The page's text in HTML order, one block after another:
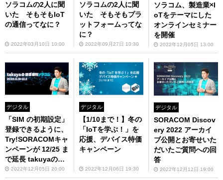
ソラコムの2人に聞
いた そもそもIoT
の通信ってなに？
2022年03月10日 10:00
ソラコムの2人に聞
いた そもそもプラ
ットフォームってな
に？
2022年09月27日 10:30
ソラコム、製造業×I
oTをテーマにした
オンラインセミナー
を開催
2022年12月05日 13:00
デジタル
「SIM の初期設定」
登録できるように、
Try!SORACOMキャ
ンペーンが 12/25 ま
で延長 takuyaのほ
ぼ週刊ソラコム 11/
2022年12月05日 20:00
デジタル
【1/10まで！】冬の
「IoTを学ぶ！」を
応援、デバイス特価
キャンペーン
2022年12月06日 19:30
デジタル
SORACOM Discov
ery 2022 アーカイ
ブ公開とお寄せいた
だいたご質問への回
答
2022年12月12日 19:00